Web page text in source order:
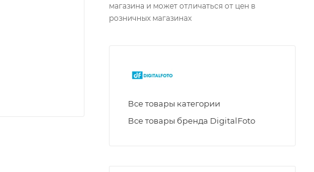
магазина и может отличаться от цен в
розничных магазинах
Все товары категории
Все товары бренда DigitalFoto